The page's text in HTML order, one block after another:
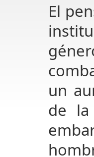
El
un
de